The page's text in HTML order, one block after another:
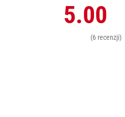
5.00
(6 recenzji)